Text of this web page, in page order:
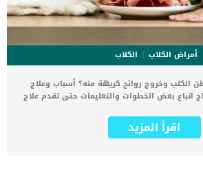
أمراض الكلاب
الكلاب
الكلب وخروج روائح كريهة منه؟ أسباب وعلاج
اتباع بعض الخطوات والتعليمات حتى تقدم علاج
حيث تنبعث الروائح الغازية الكريهة من الكلب
تكون هذه الغازات مؤشرًا على معاناة الكلب من
اقرأ المزيد